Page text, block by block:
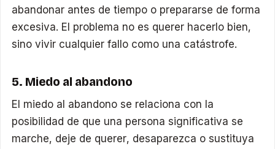
abandonar antes de tiempo o prepararse de forma
excesiva. El problema no es querer hacerlo bien,
sino vivir cualquier fallo como una catástrofe.
5. Miedo al abandono
El miedo al abandono se relaciona con la
posibilidad de que una persona significativa se
marche, deje de querer, desaparezca o sustituya